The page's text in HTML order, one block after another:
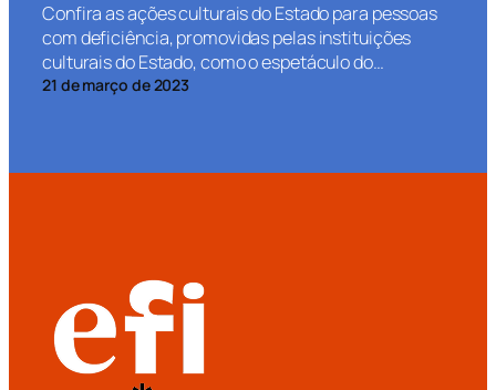
Confira as ações culturais do Estado para pessoas
com deficiência, promovidas pelas instituições
culturais do Estado, como o espetáculo do…
21 de março de 2023